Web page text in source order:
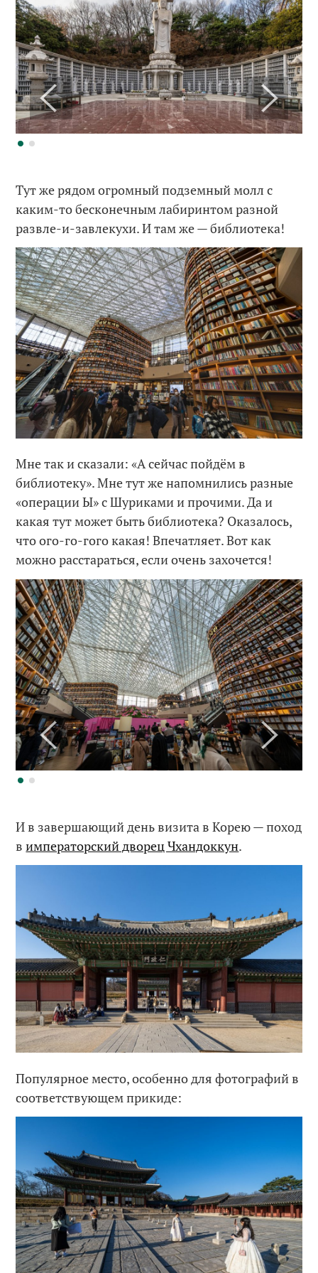
Тут же рядом огромный подземный молл с
каким-то бесконечным лабиринтом разной
развле-и-завлекухи. И там же — библиотека!
Мне так и сказали: «А сейчас пойдём в
библиотеку». Мне тут же напомнились разные
«операции Ы» с Шуриками и прочими. Да и
какая тут может быть библиотека? Оказалось,
что ого-го-гого какая! Впечатляет. Вот как
можно расстараться, если очень захочется!
И в завершающий день визита в Корею — поход
вимператорский дворец Чхандоккун.
Популярное место, особенно для фотографий в
соответствующем прикиде: